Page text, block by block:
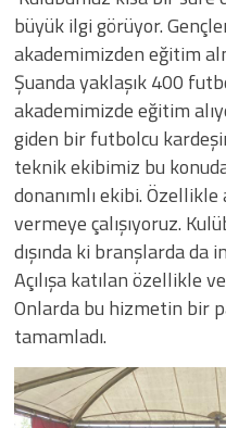
büyük ilgi görüyor.
akademimizden eğitim
Şuanda yaklaşık 400
akademimizde eğitim
giden bir futbolcu
teknik ekibimiz bu
donanımlı ekibi.
vermeye çalışıyoruz.
dışında ki branşlarda da
Açılışa katılan özellikle
Onlarda bu hizmetin bir
tamamladı.